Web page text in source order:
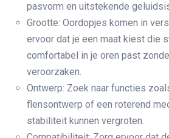
pasvorm en uitstekende
Grootte: Oordopjes komen in
ervoor dat je een maat kiest die
comfortabel in je oren past
veroorzaken.
Ontwerp: Zoek naar functies
flensontwerp of een roterend
stabiliteit kunnen vergroten.